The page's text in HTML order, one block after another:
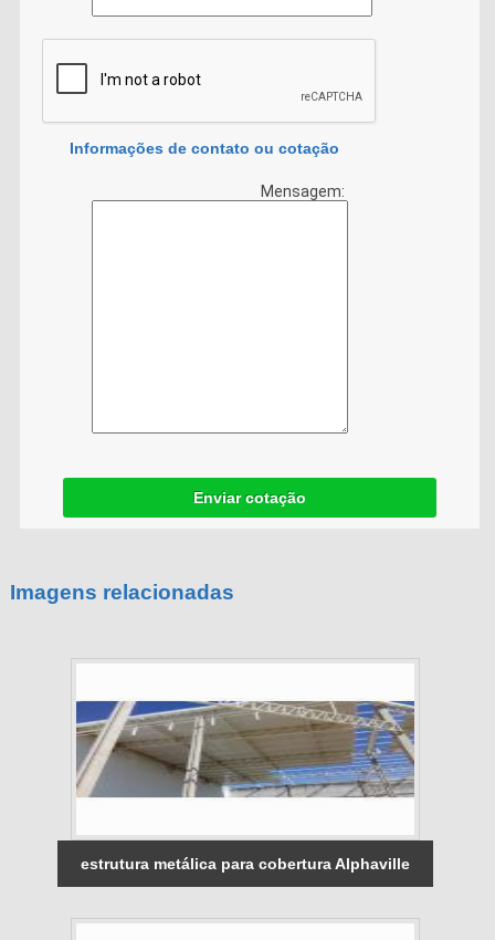
Informações de contato ou cotação
Mensagem:
Enviar cotação
Imagens relacionadas
estrutura metálica para cobertura Alphaville